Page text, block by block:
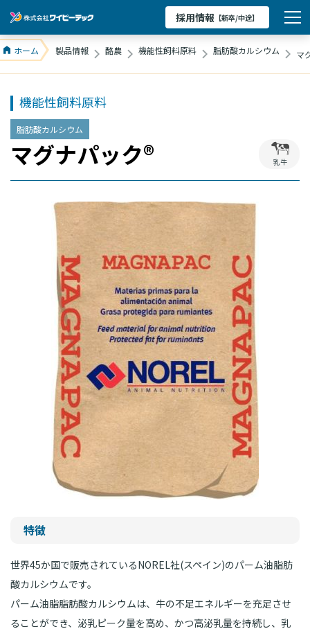
採用情報 【新卒/中途】
ホーム 製品情報 酪農 機能性飼料原料 脂肪酸カルシウム マ
機能性飼料原料
脂肪酸カルシウム
マグナパック® 乳牛
特徴
世界45か国で販売されているNOREL社(スペイン)のパーム油脂肪
酸カルシウムです。
パーム油脂脂肪酸カルシウムは、牛の不足エネルギーを充足させ
ることができ、泌乳ピーク量を高め、かつ高泌乳量を持続し、乳